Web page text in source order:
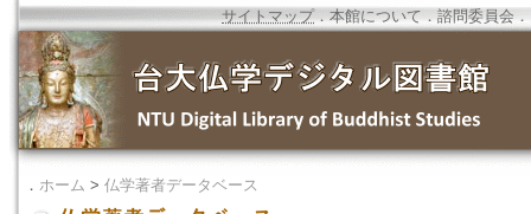
サイトマップ．本館について ．諮問委員会 ．
． ホーム > 仏学著者データベース